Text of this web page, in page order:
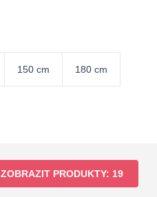
150 cm 180 cm
ZOBRAZIT PRODUKTY: 19